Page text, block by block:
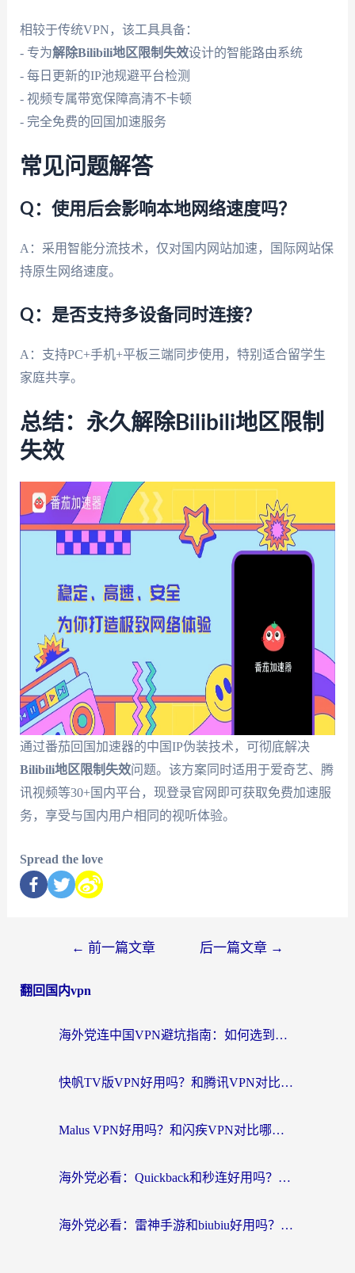
相较于传统VPN，该工具具备：
- 专为解除Bilibili地区限制失效设计的智能路由系统
- 每日更新的IP池规避平台检测
- 视频专属带宽保障高清不卡顿
- 完全免费的回国加速服务
常见问题解答
Q：使用后会影响本地网络速度吗？
A：采用智能分流技术，仅对国内网站加速，国际网站保
持原生网络速度。
Q：是否支持多设备同时连接？
A：支持PC+手机+平板三端同步使用，特别适合留学生
家庭共享。
总结：永久解除Bilibili地区限制
失效
通过番茄回国加速器的中国IP伪装技术，可彻底解决
Bilibili地区限制失效问题。该方案同时适用于爱奇艺、腾
讯视频等30+国内平台，现登录官网即可获取免费加速服
务，享受与国内用户相同的视听体验。
Spread the love
← 前一篇文章 后一篇文章 →
翻回国内vpn
海外党连中国VPN避坑指南：如何选到真正能无缝刷国内资源的加速器？
快帆TV版VPN好用吗？和腾讯VPN对比哪个回国效果更好？海外党必看的真实体验指南
Malus VPN好用吗？和闪疾VPN对比哪个回国效果更好？海外华人的实用避坑指南
海外党必看：Quickback和秒连好用吗？3步选对回国加速器，无缝刷国内资源
海外党必看：雷神手游和biubiu好用吗？3招选对回国加速器无缝刷国内资源